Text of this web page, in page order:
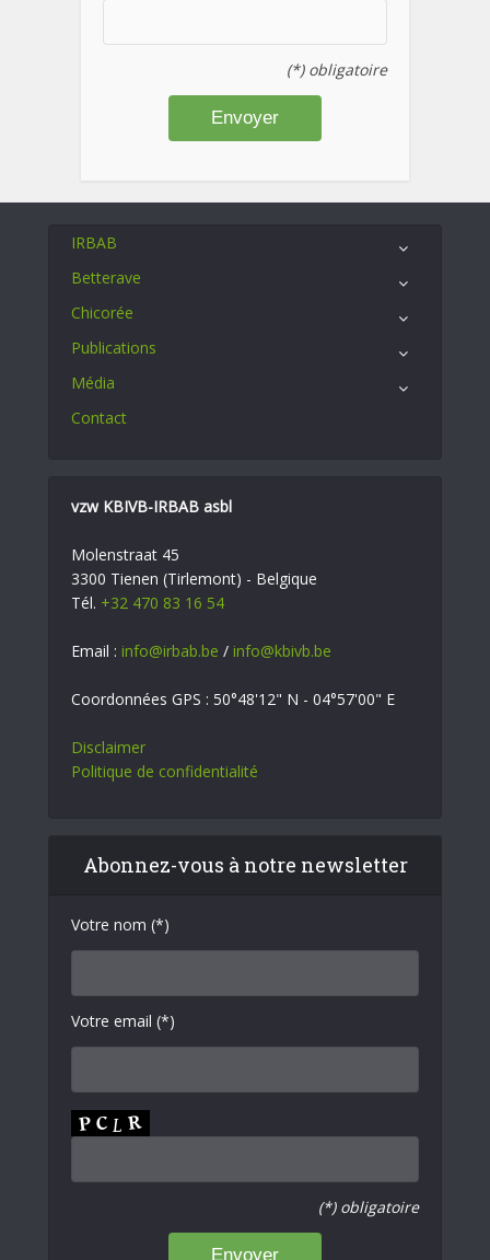
(*) obligatoire
IRBAB
Betterave
Chicorée
Publications
Média
Contact
vzw KBIVB-IRBAB asbl
Molenstraat 45
3300 Tienen (Tirlemont) - Belgique
Tél. +32 470 83 16 54
Email : info@irbab.be / info@kbivb.be
Coordonnées GPS : 50°48'12" N - 04°57'00" E
Disclaimer
Politique de confidentialité
Abonnez-vous à notre newsletter
Votre nom (*)
Votre email (*)
(*) obligatoire